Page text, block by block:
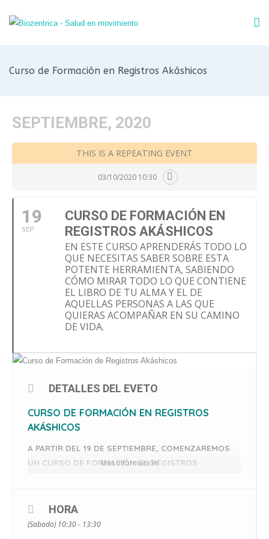
Curso de Formación en Registros Akáshicos
SEPTIEMBRE, 2020
THIS IS A REPEATING EVENT
03/10/2020 10:30
19
SEP
CURSO DE FORMACIÓN EN
REGISTROS AKÁSHICOS
EN ESTE CURSO APRENDERÁS TODO LO
QUE NECESITAS SABER SOBRE ESTA
POTENTE HERRAMIENTA, SABIENDO
CÓMO MIRAR TODO LO QUE CONTIENE
EL LIBRO DE TU ALMA Y EL DE
AQUELLAS PERSONAS A LAS QUE
QUIERAS ACOMPAÑAR EN SU CAMINO
DE VIDA.
Más información
DETALLES DEL EVETO
CURSO DE FORMACIÓN EN REGISTROS
AKÁSHICOS
A PARTIR DEL 19 DE SEPTIEMBRE, COMENZAREMOS
UN CURSO DE FORMACIÓN EN REGISTROS
⠀
ADEMÁS DE ELLO, DURANTE TODO EL PERÍODO QUE
HORA
(Sabado) 10:30 - 13:30